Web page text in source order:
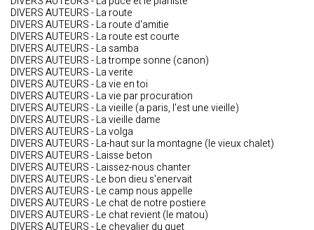
DIVERS AUTEURS - La route
DIVERS AUTEURS - La route d'amitie
DIVERS AUTEURS - La route est courte
DIVERS AUTEURS - La samba
DIVERS AUTEURS - La trompe sonne (canon)
DIVERS AUTEURS - La verite
DIVERS AUTEURS - La vie en toi
DIVERS AUTEURS - La vie par procuration
DIVERS AUTEURS - La vieille (a paris, l'est une vieille)
DIVERS AUTEURS - La vieille dame
DIVERS AUTEURS - La volga
DIVERS AUTEURS - La-haut sur la montagne (le vieux chalet)
DIVERS AUTEURS - Laisse beton
DIVERS AUTEURS - Laissez-nous chanter
DIVERS AUTEURS - Le bon dieu s'enervait
DIVERS AUTEURS - Le camp nous appelle
DIVERS AUTEURS - Le chat de notre postiere
DIVERS AUTEURS - Le chat revient (le matou)
DIVERS AUTEURS - Le chevalier du guet